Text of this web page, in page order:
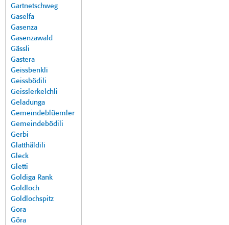
Gartnetschweg
Gaselfa
Gasenza
Gasenzawald
Gässli
Gastera
Geissbenkli
Geissbödili
Geisslerkelchli
Geladunga
Gemeindeblüemler
Gemeindebödili
Gerbi
Glatthäldili
Gleck
Gletti
Goldiga Rank
Goldloch
Goldlochspitz
Gora
Göra